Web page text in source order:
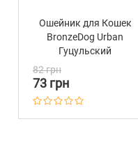
Ошейник для Кошек
BronzeDog Urban
Гуцульский
Пластиковой
Колокольчиком
Фиолетовый
82 грн
73 грн